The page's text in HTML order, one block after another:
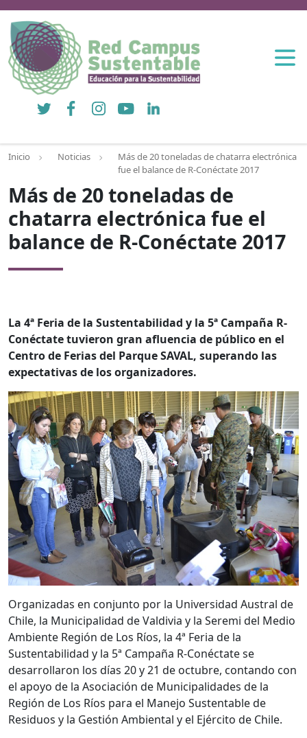
Twitter FacebookInstagramYouTubeLinkedIn
Inicio Noticias
Más de 20 toneladas de chatarra electrónica
fue el balance de R-Conéctate 2017
Más de 20 toneladas de
chatarra electrónica fue el
balance de R-Conéctate 2017
La 4ª Feria de la Sustentabilidad y la 5ª Campaña R-
Conéctate tuvieron gran afluencia de público en el
Centro de Ferias del Parque SAVAL, superando las
expectativas de los organizadores.
Organizadas en conjunto por la Universidad Austral de
Chile, la Municipalidad de Valdivia y la Seremi del Medio
Ambiente Región de Los Ríos, la 4ª Feria de la
Sustentabilidad y la 5ª Campaña R-Conéctate se
desarrollaron los días 20 y 21 de octubre, contando con
el apoyo de la Asociación de Municipalidades de la
Región de Los Ríos para el Manejo Sustentable de
Residuos y la Gestión Ambiental y el Ejército de Chile.